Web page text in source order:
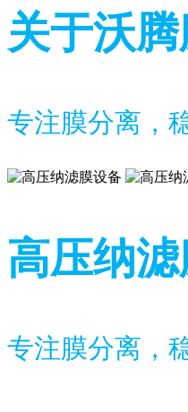
关于沃
专注膜分离，
高压纳
专注膜分离，